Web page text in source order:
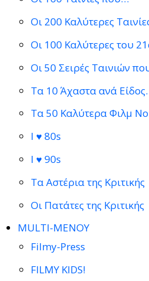
Οι 200 Καλύτερες
Οι 100 Καλύτερες του
Οι 50 Σειρές Ταινιών
Τα 10 Άχαστα ανά
Τα 50 Καλύτερα Φιλμ
I ♥ 80s
I ♥ 90s
Τα Αστέρια της Κριτικής
Οι Πατάτες της Κριτικής
MULTI-ΜΕΝΟΥ
Filmy-Press
FILMY KIDS!